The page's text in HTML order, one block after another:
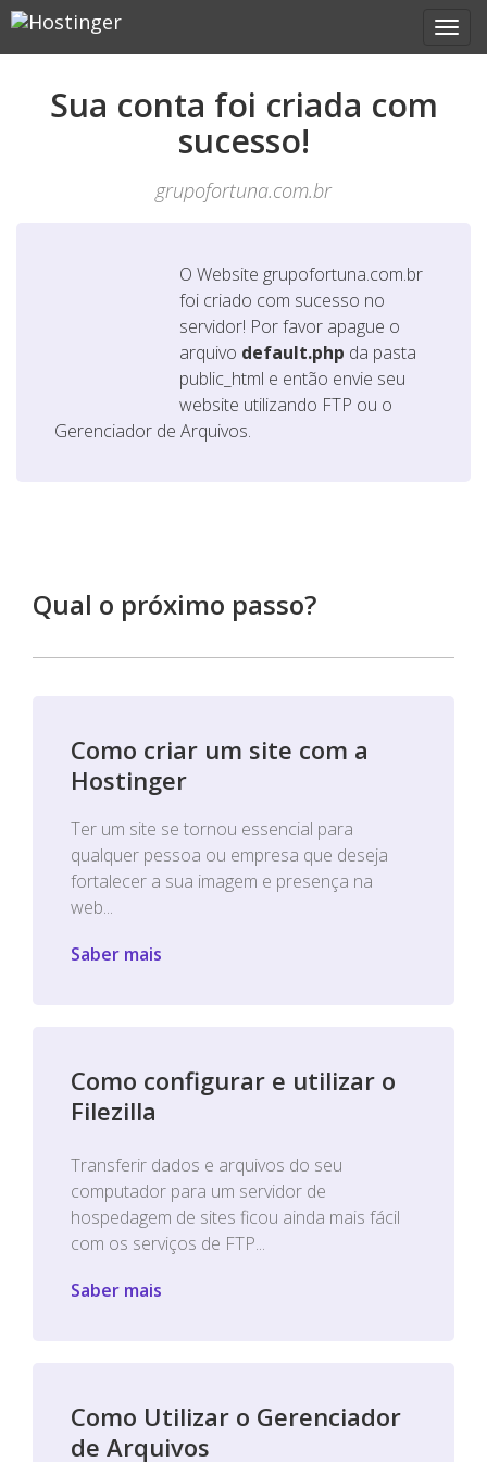
Sua conta foi criada com
sucesso!
grupofortuna.com.br
O Website grupofortuna.com.br
foi criado com sucesso no
servidor! Por favor apague o
arquivo default.php da pasta
public_html e então envie seu
website utilizando FTP ou o
Gerenciador de Arquivos.
Qual o próximo passo?
Como criar um site com a
Hostinger
Ter um site se tornou essencial para
qualquer pessoa ou empresa que deseja
fortalecer a sua imagem e presença na
web...
Saber mais
Como configurar e utilizar o
Filezilla
Transferir dados e arquivos do seu
computador para um servidor de
hospedagem de sites ficou ainda mais fácil
com os serviços de FTP...
Saber mais
Como Utilizar o Gerenciador
de Arquivos